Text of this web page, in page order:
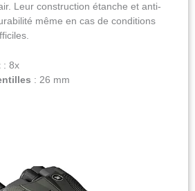
Leur construction étanche et anti-
même en cas de conditions
: 8x
: 26 mm